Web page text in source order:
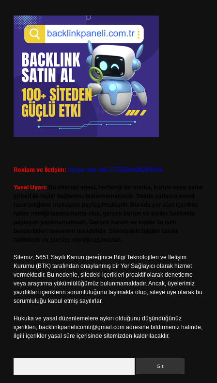
Reklam ve İletişim: Skype: live:.cid.575569c608265c69
Yasal Uyarı:
Sitemiz, 5651 Sayılı Kanun gereğince Bilgi Teknolojileri ve İletişim
Kurumu (BTK) tarafından onaylanmış bir Yer Sağlayıcı olarak hizmet
vermektedir. Bu nedenle, sitedeki içerikleri proaktif olarak denetleme
veya araştırma yükümlülüğümüz bulunmamaktadır. Ancak, üyelerimiz
yazdıkları içeriklerin sorumluluğunu taşımakta olup, siteye üye olarak bu
sorumluluğu kabul etmiş sayılırlar.
Hukuka ve yasal düzenlemelere aykırı olduğunu düşündüğünüz
içerikleri, backlinkpanelicomtr@gmail.com adresine bildirmeniz halinde,
ilgili içerikler yasal süre içerisinde sitemizden kaldırılacaktır.